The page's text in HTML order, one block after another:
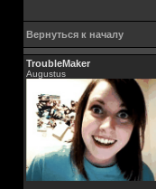
Вернуться к началу
TroubleMaker
Augustus